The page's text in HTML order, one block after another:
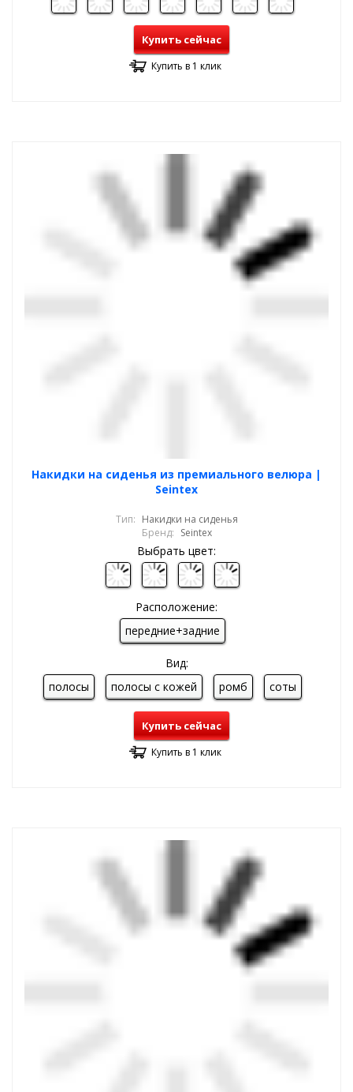
Купить сейчас
Купить в 1 клик
Накидки на сиденья из премиального велюра |
Seintex
Тип: Накидки на сиденья
Бренд: Seintex
Выбрать цвет:
Расположение:
передние+задние
Вид:
полосы
полосы с кожей ромб соты
Купить сейчас
Купить в 1 клик